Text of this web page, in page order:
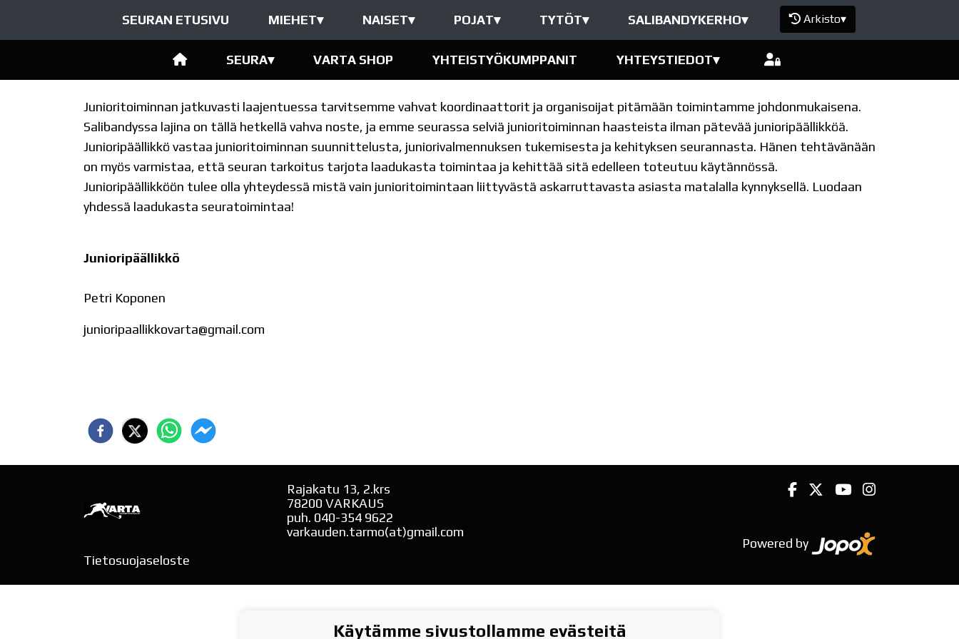
SEURAN ETUSIVU MIEHET▾ NAISET▾ POJAT▾ TYTÖT▾ SALIBANDYKERHO▾ Arkisto▾
SEURA▾ VARTA SHOP YHTEISTYÖKUMPPANIT YHTEYSTIEDOT▾
Junioritoiminnan jatkuvasti laajentuessa tarvitsemme vahvat koordinaattorit ja organisoijat pitämään toimintamme johdonmukaisena.
Salibandyssa lajina on tällä hetkellä vahva noste, ja emme seurassa selviä junioritoiminnan haasteista ilman pätevää junioripäällikköä.
Junioripäällikkö vastaa junioritoiminnan suunnittelusta, juniorivalmennuksen tukemisesta ja kehityksen seurannasta. Hänen tehtävänään
on myös varmistaa, että seuran tarkoitus tarjota laadukasta toimintaa ja kehittää sitä edelleen toteutuu käytännössä.
Junioripäällikköön tulee olla yhteydessä mistä vain junioritoimintaan liittyvästä askarruttavasta asiasta matalalla kynnyksellä. Luodaan
yhdessä laadukasta seuratoimintaa!
Junioripäällikkö
Petri Koponen
junioripaallikkovarta@gmail.com
Tietosuojaseloste
Rajakatu 13, 2.krs
78200 VARKAUS
puh. 040-354 9622
varkauden.tarmo(at)gmail.com
Powered by
Käytämme sivustollamme evästeitä